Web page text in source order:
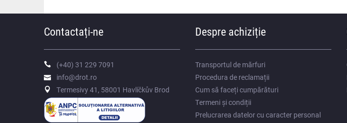
Contactați-ne
(+40) 31 229 7091
info@drot.ro
Termesivy 41, 58001 Havlíčkův Brod
Despre achiziție
Transportul de mărfuri
Procedura de reclamații
Cum să faceți cumpărături
Termeni și condiții
Prelucrarea datelor cu caracter personal